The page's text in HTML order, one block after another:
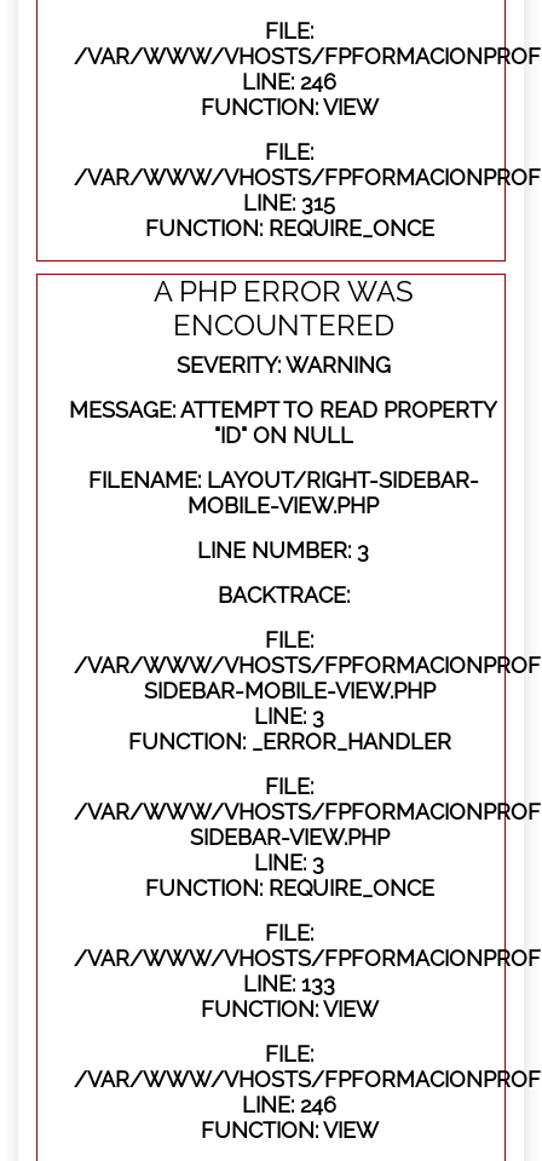
FILE:
/VAR/WWW/VHOSTS/
LINE: 246
FUNCTION: VIEW
FILE:
/VAR/WWW/VHOSTS/
LINE: 315
FUNCTION: REQUIRE_ONCE
A PHP ERROR WAS
ENCOUNTERED
SEVERITY: WARNING
MESSAGE: ATTEMPT TO READ PROPERTY
"ID" ON NULL
FILENAME: LAYOUT/RIGHT-SIDEBAR-
MOBILE-VIEW.PHP
LINE NUMBER: 3
BACKTRACE:
FILE:
/VAR/WWW/VHOSTS/
SIDEBAR-MOBILE-VIEW.PHP
LINE: 3
FUNCTION: _ERROR_HANDLER
FILE:
/VAR/WWW/VHOSTS/
SIDEBAR-VIEW.PHP
LINE: 3
FUNCTION: REQUIRE_ONCE
FILE:
/VAR/WWW/VHOSTS/
LINE: 133
FUNCTION: VIEW
FILE:
/VAR/WWW/VHOSTS/
LINE: 246
FUNCTION: VIEW